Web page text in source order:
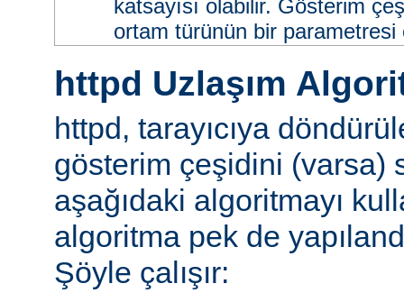
katsayısı olabilir. Gösterim
ortam türünün bir parametresi
httpd Uzlaşım
httpd, tarayıcıya
gösterim çeşidini (varsa)
aşağıdaki algoritmayı
algoritma pek de
Şöyle çalışır: